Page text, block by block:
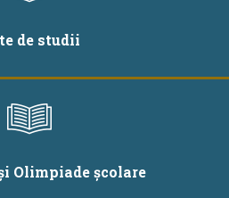
de studii
Olimpiade școlare